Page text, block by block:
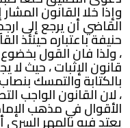
وإذا خلا القانون
القاضي أن يرجع إلى
حنيفة باعتباره حينئذ
، ولذا فان القول
قانون الإثبات ، حيث لا
بالكتابة والتمسك
، لان القانون الواجب
الأقوال في مذهب
يعتد فيه بالمهر